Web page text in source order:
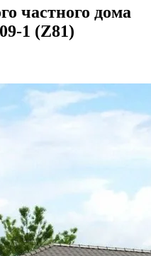
частного дома
1 (Z81)